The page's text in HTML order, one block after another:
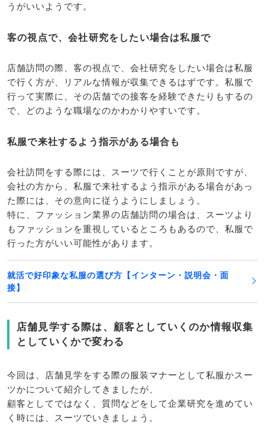
うがいいようです。
客の視点で、会社研究をしたい場合は私服で
店舗訪問の際、客の視点で、会社研究をしたい場合は私服
で行く方が、リアルな情報が収集できるはずです。私服で
行って実際に、その店舗での接客を経験できたりもするの
で、どのような職場なのかわかりやすいです。
私服で来社するよう指示がある場合も
会社訪問をする際には、スーツで行くことが原則ですが、
会社の方から、私服で来社するよう指示がある場合があっ
た際には、その意向に従うようにしましょう。
特に、ファッション業界の店舗訪問の場合は、スーツより
もファッションを重視しているところもあるので、私服で
行った方がいい可能性があります。
就活で好印象な私服の選び方【インターン・説明会・面
接】
店舗見学する際は、顧客としていくのか情報収集
としていくかで変わる
今回は、店舗見学をする際の服装マナーとして私服かスー
ツかについて紹介してきましたが、
顧客としてではなく、質問などをして企業研究を進めてい
く時には、スーツでいきましょう。